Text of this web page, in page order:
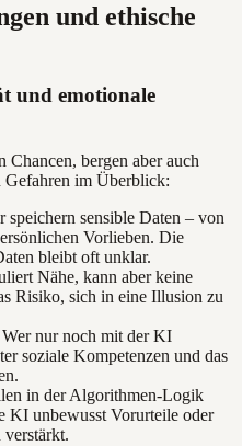
und ethische
und emotionale
bergen aber auch
im Überblick:
speichern sensible Daten – von
Vorlieben. Die
bleibt oft unklar.
Nähe, kann aber keine
Risiko, sich in eine Illusion zu
Wer nur noch mit der KI
soziale Kompetenzen und das
in der Algorithmen-Logik
KI unbewusst Vorurteile oder
verstärkt.